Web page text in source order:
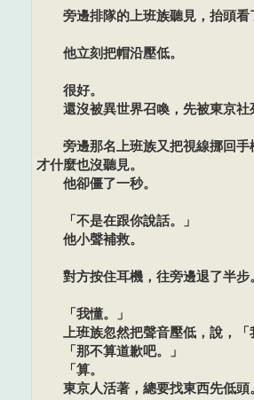
旁邊排隊的上班族聽見，抬頭看
他立刻把帽沿壓低。
很好。
還沒被異世界召喚，先被東京社
旁邊那名上班族又把視線挪回手
才什麼也沒聽見。
他卻僵了一秒。
「不是在跟你說話。」
他小聲補救。
對方按住耳機，往旁邊退了半步
「我懂。」
上班族忽然把聲音壓低，說，「
「那不算道歉吧。」
「算。
東京人活著，總要找東西先低頭